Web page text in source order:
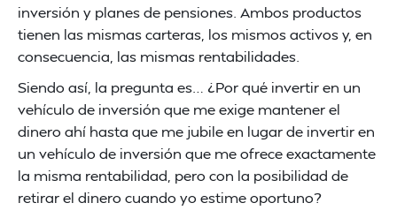
inversión y planes de pensiones. Ambos productos
tienen las mismas carteras, los mismos activos y, en
consecuencia, las mismas rentabilidades.
Siendo así, la pregunta es… ¿Por qué invertir en un
vehículo de inversión que me exige mantener el
dinero ahí hasta que me jubile en lugar de invertir en
un vehículo de inversión que me ofrece exactamente
la misma rentabilidad, pero con la posibilidad de
retirar el dinero cuando yo estime oportuno?